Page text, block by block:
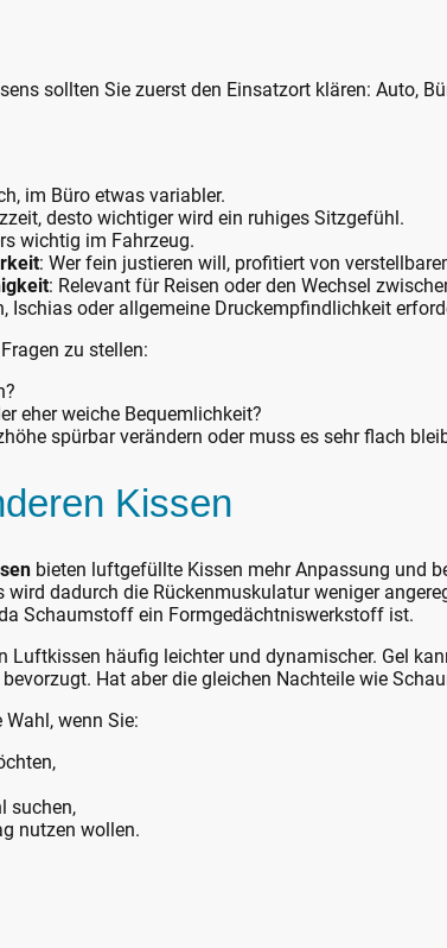
sollten Sie zuerst den Einsatzort klären: Auto,
im Büro etwas variabler.
desto wichtiger wird ein ruhiges Sitzgefühl.
wichtig im Fahrzeug.
: Wer fein justieren will, profitiert von
: Relevant für Reisen oder den Wechsel
Ischias oder allgemeine Druckempfindlichkeit
zu stellen:
eher weiche Bequemlichkeit?
spürbar verändern oder muss es sehr flach
Kissen
bieten luftgefüllte Kissen mehr Anpassung und
dadurch die Rückenmuskulatur weniger
Schaumstoff ein Formgedächtniswerkstoff ist.
Luftkissen häufig leichter und dynamischer. Gel
Hat aber die gleichen Nachteile wie
wenn Sie:
suchen,
nutzen wollen.